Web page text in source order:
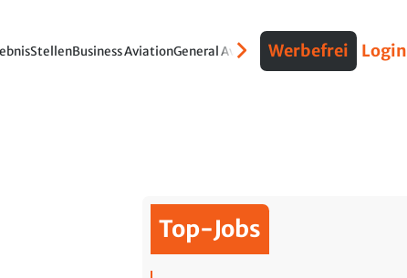
StellenBusiness AviationGeneral AviationVerteidigungInterviews
Werbefrei Login
Top-Jobs